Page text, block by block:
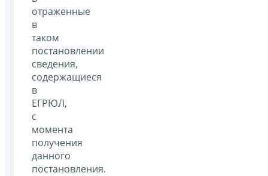
отраженные
в
таком
постановлении
сведения,
содержащиеся
в
ЕГРЮЛ,
с
момента
получения
данного
постановления.